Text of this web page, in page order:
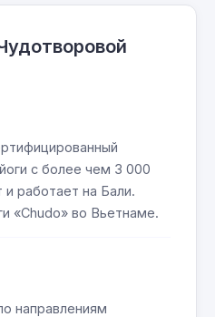
с более чем 3 000
работает на Бали.
«Chudo» во Вьетнаме.
направлениям